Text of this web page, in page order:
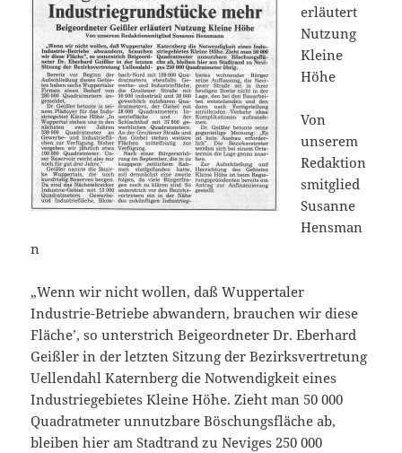
erläutert
Nutzung
Kleine
Höhe
Von
unserem
Redaktion
smitglied
Susanne
Hensman
n
„Wenn wir nicht wollen, daß Wuppertaler
Industrie-Betriebe abwandern, brauchen wir diese
Fläche’, so unterstrich Beigeordneter Dr. Eberhard
Geißler in der letzten Sitzung der Bezirksvertretung
Uellendahl Katernberg die Notwendigkeit eines
Industriegebietes Kleine Höhe. Zieht man 50 000
Quadratmeter unnutzbare Böschungsfläche ab,
bleiben hier am Stadtrand zu Neviges 250 000